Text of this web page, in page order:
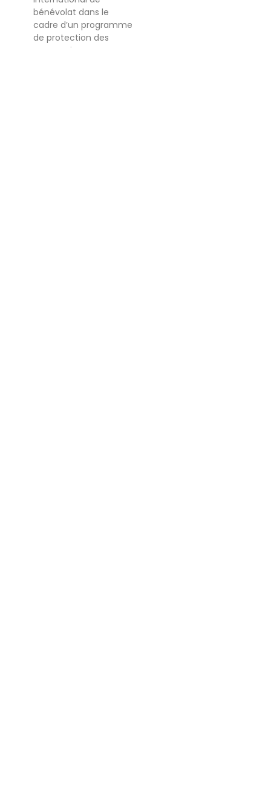
bénévolat dans le
cadre d’un programme
de protection des
tortues de mer. Les